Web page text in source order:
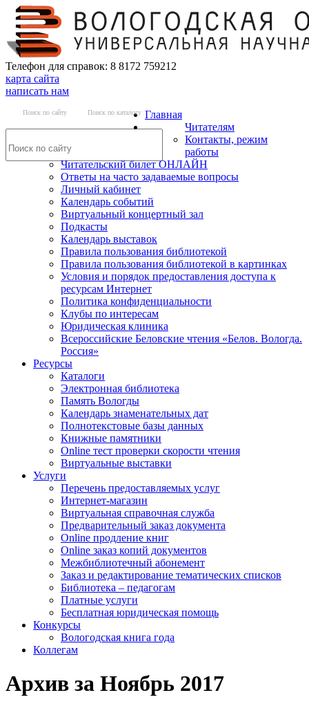
Телефон для справок: 8 8172 759212
карта сайта
написать нам
Поиск по сайту Поиск по каталогу Главная
Читателям
Контакты, режим
работы
Читательский билет ОНЛАЙН
Ответы на часто задаваемые вопросы
Личный кабинет
Календарь событий
Виртуальный концертный зал
Подкасты
Календарь выставок
Правила пользования библиотекой
Правила пользования библиотекой в картинках
Условия и порядок предоставления доступа к
ресурсам Интернет
Политика конфиденциальности
Клубы по интересам
Юридическая клиника
Всероссийские Беловские чтения «Белов. Вологда.
Россия»
Ресурсы
Каталоги
Электронная библиотека
Память Вологды
Календарь знаменательных дат
Полнотекстовые базы данных
Книжные памятники
Online тест проверки скорости чтения
Виртуальные выставки
Услуги
Перечень предоставляемых услуг
Интернет-магазин
Виртуальная справочная служба
Предварительный заказ документа
Online продление книг
Online заказ копий документов
Межбиблиотечный абонемент
Заказ и редактирование тематических списков
Библиотека – педагогам
Платные услуги
Бесплатная юридическая помощь
Конкурсы
Вологодская книга года
Коллегам
Архив за Ноябрь 2017